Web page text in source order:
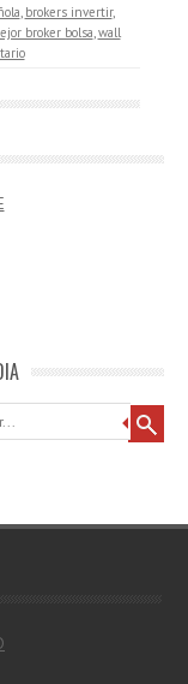
, brokers invertir,
broker bolsa,wall